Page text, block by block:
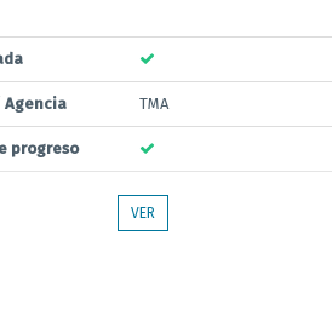
Agencia TMA
progreso
VER